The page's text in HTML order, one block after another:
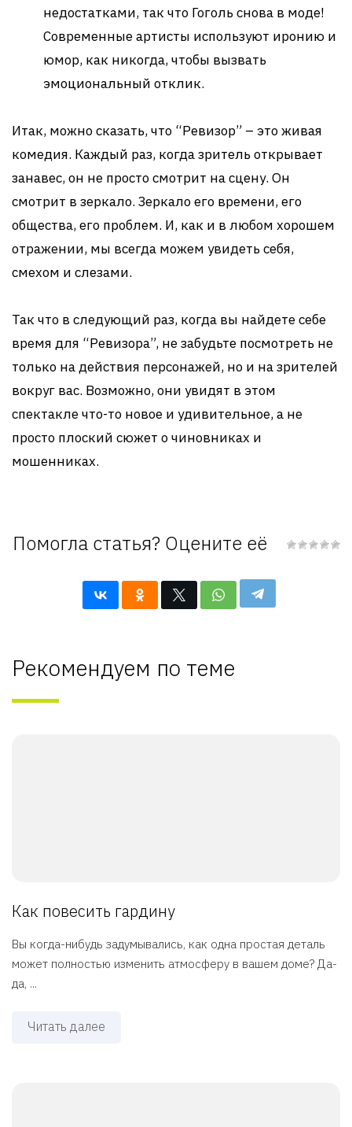
недостатками, так что Гоголь снова в моде!
Современные артисты используют иронию и
юмор, как никогда, чтобы вызвать
эмоциональный отклик.
Итак, можно сказать, что “Ревизор” – это живая
комедия. Каждый раз, когда зритель открывает
занавес, он не просто смотрит на сцену. Он
смотрит в зеркало. Зеркало его времени, его
общества, его проблем. И, как и в любом хорошем
отражении, мы всегда можем увидеть себя,
смехом и слезами.
Так что в следующий раз, когда вы найдете себе
время для “Ревизора”, не забудьте посмотреть не
только на действия персонажей, но и на зрителей
вокруг вас. Возможно, они увидят в этом
спектакле что-то новое и удивительное, а не
просто плоский сюжет о чиновниках и
мошенниках.
Помогла статья? Оцените её
Рекомендуем по теме
Как повесить гардину
Вы когда-нибудь задумывались, как одна простая деталь
может полностью изменить атмосферу в вашем доме? Да-
да, ...
Читать далее